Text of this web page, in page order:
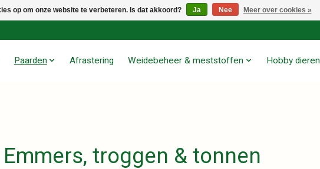
Paarden Afrastering Weidebeheer & meststoffen Hobby dieren
Emmers, troggen & tonnen
op om onze website te verbeteren. Is dat akkoord? Ja Nee Meer over cookies »